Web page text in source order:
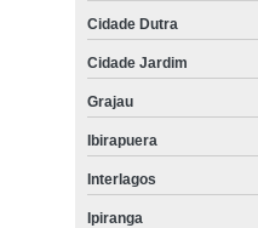
Cidade Dutra
Cidade Jardim
Grajau
Ibirapuera
Interlagos
Ipiranga